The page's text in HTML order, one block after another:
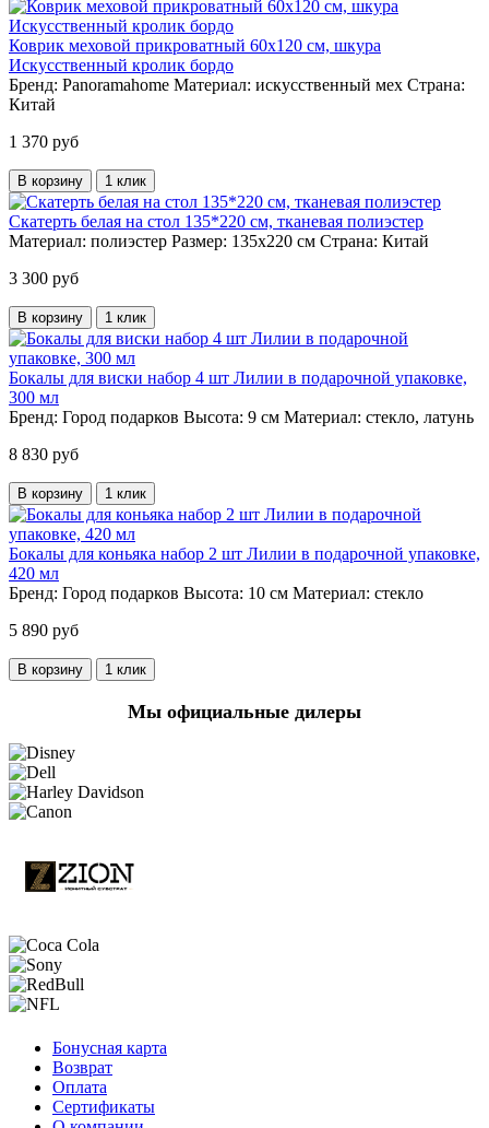
Коврик меховой прикроватный 60х120 см, шкура
Искусственный кролик бордо
Бренд: Panoramahome Материал: искусственный мех Страна:
Китай
1 370 руб
В корзину 1 клик
Скатерть белая на стол 135*220 см, тканевая полиэстер
Материал: полиэстер Размер: 135х220 см Страна: Китай
3 300 руб
В корзину 1 клик
Бокалы для виски набор 4 шт Лилии в подарочной упаковке,
300 мл
Бренд: Город подарков Высота: 9 см Материал: стекло, латунь
8 830 руб
В корзину 1 клик
Бокалы для коньяка набор 2 шт Лилии в подарочной упаковке,
420 мл
Бренд: Город подарков Высота: 10 см Материал: стекло
5 890 руб
В корзину 1 клик
Мы официальные дилеры
Бонусная карта
Возврат
Оплата
Сертификаты